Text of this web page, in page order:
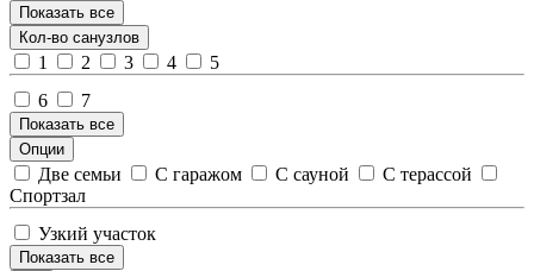
Показать все
Кол-во санузлов
1 2 3 4
5
6
7
Показать все
Опции
Две семьи С гаражом С сауной
С терассой
Спортзал
Узкий участок
Показать все